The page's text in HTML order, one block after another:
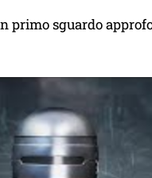
sguardo